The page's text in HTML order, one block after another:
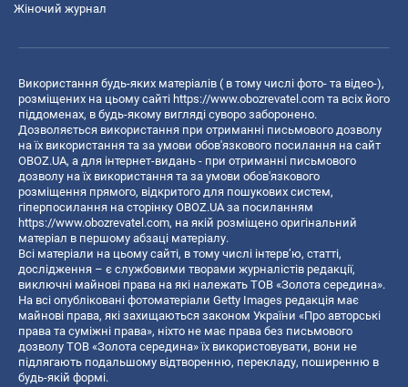
Жіночий журнал
Використання будь-яких матеріалів ( в тому числі фото- та відео-),
розміщених на цьому сайті https://www.obozrevatel.com та всіх його
піддоменах, в будь-якому вигляді суворо заборонено.
Дозволяється використання при отриманні письмового дозволу
на їх використання та за умови обов'язкового посилання на сайт
OBOZ.UA, а для інтернет-видань - при отриманні письмового
дозволу на їх використання та за умови обов'язкового
розміщення прямого, відкритого для пошукових систем,
гіперпосилання на сторінку OBOZ.UA за посиланням
https://www.obozrevatel.com, на якій розміщено оригінальний
матеріал в першому абзаці матеріалу.
Всі матеріали на цьому сайті, в тому числі інтерв’ю, статті,
дослідження – є службовими творами журналістів редакції,
виключні майнові права на які належать ТОВ «Золота середина».
На всі опубліковані фотоматеріали Getty Images редакція має
майнові права, які захищаються законом України «Про авторські
права та суміжні права», ніхто не має права без письмового
дозволу ТОВ «Золота середина» їх використовувати, вони не
підлягають подальшому відтворенню, перекладу, поширенню в
будь-якій формі.